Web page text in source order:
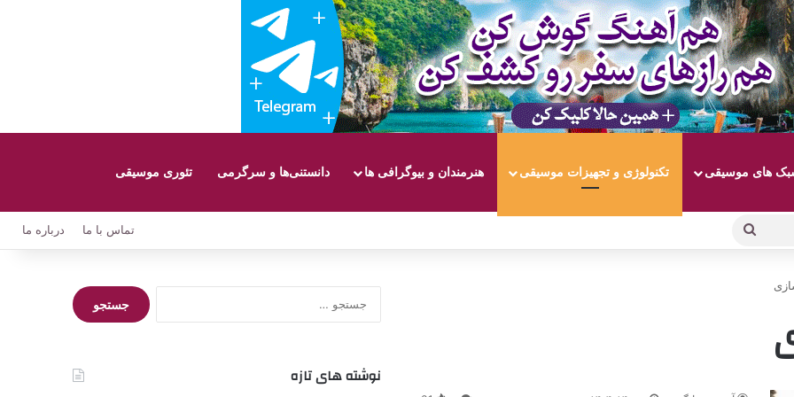
های موسیقی تکنولوژی و تجهیزات موسیقی هنرمندان و بیوگرافی ها دانستنی‌ها و سرگرمی تئوری موسیقی
جستجو
تماس با ما درباره ما
جستجو
برای:
نوشته های تازه